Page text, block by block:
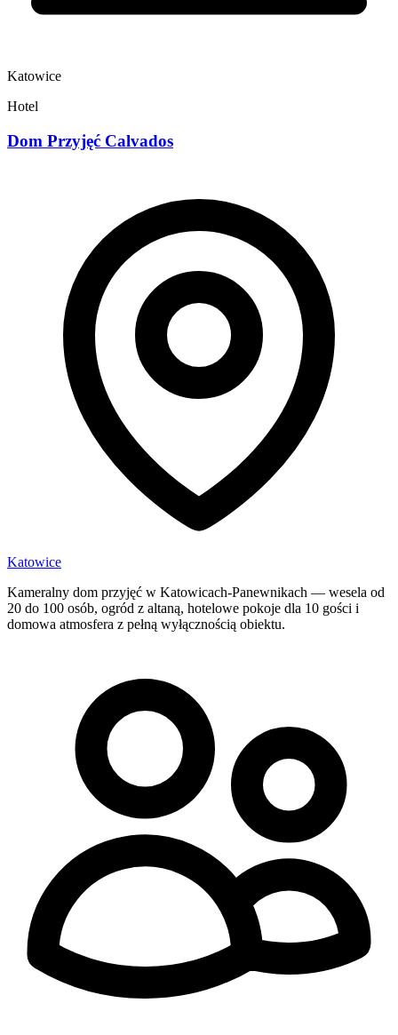
Katowice
Hotel
Dom Przyjęć Calvados
Katowice
Kameralny dom przyjęć w Katowicach-Panewnikach — wesela od
20 do 100 osób, ogród z altaną, hotelowe pokoje dla 10 gości i
domowa atmosfera z pełną wyłącznością obiektu.